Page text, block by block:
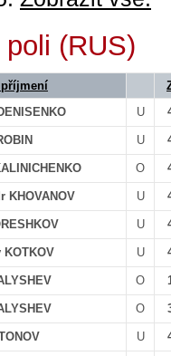
(RUS)
U
U
O
KHOVANOV U
U
U
O
O
U